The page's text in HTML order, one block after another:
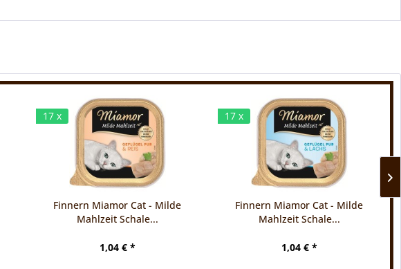
17 x
Finnern Miamor Cat - Milde
Mahlzeit Schale...
1,04 € *
17 x
Finnern Miamor Cat - Milde
Mahlzeit Schale...
1,04 € *